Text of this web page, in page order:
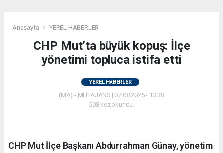
Anasayfa YEREL HABERLER
CHP Mut’ta büyük kopuş: İlçe
yönetimi topluca istifa etti
YEREL HABERLER
(MA) - MUTAJANS | 07.08.2026 - 13:38
508 kez okundu.
CHP Mut İlçe Başkanı Abdurrahman Günay, yönetim